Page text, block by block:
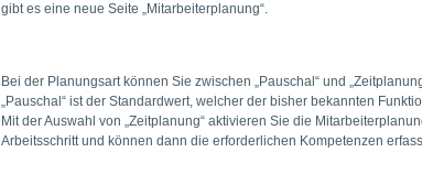
gibt es eine neue Seite „Mitarbeiterplanung“.
Bei der Planungsart können Sie zwischen „Pauschal“ und
„Pauschal“ ist der Standardwert, welcher der bisher bekannten
Mit der Auswahl von „Zeitplanung“ aktivieren Sie die
Arbeitsschritt und können dann die erforderlichen Kompetenzen